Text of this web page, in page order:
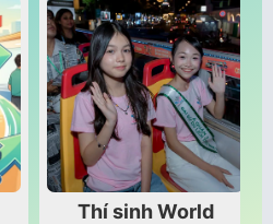
Thí sinh World